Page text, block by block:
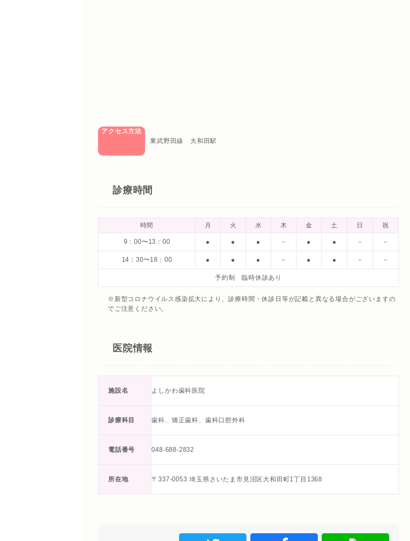
アクセス方法
東武野田線 大和田駅
診療時間
時間 月 火 水 木 金 土 日 祝
9：00〜13：00 ● ● ● － ● ● － －
14：30〜18：00 ● ● ● － ● ● － －
予約制 臨時休診あり
※新型コロナウイルス感染拡大により、診療時間・休診日等が記載と異なる場合がございますの
でご注意ください。
医院情報
施設名 よしかわ歯科医院
診療科目 歯科、矯正歯科、歯科口腔外科
電話番号 048-688-2832
所在地 〒337-0053 埼玉県さいたま市見沼区大和田町1丁目1368